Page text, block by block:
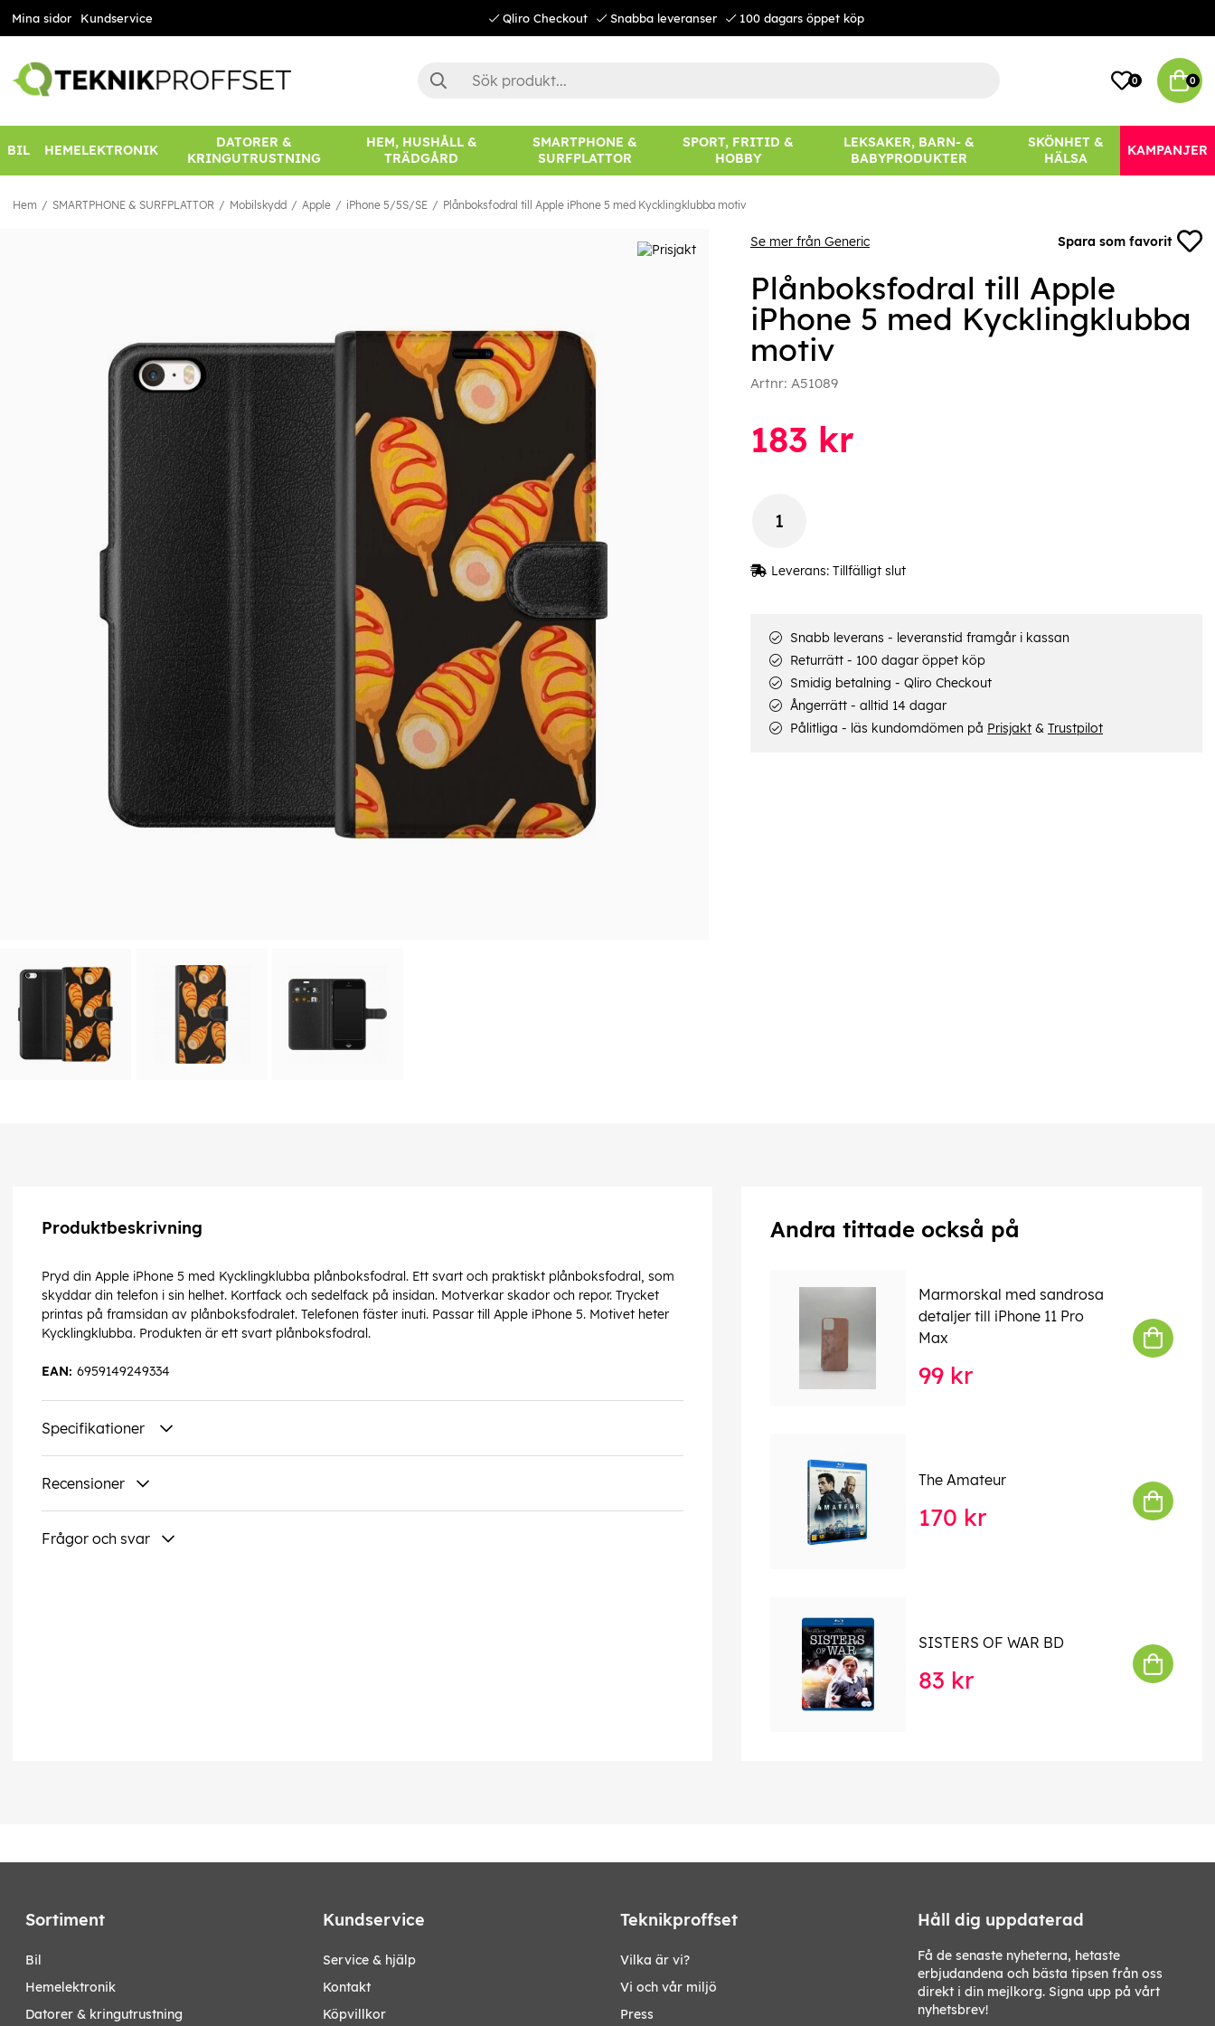
Mina sidor Kundservice Qliro Checkout Snabba leveranser 100 dagars öppet köp
0 0
BIL HEMELEKTRONIK
DATORER &
KRINGUTRUSTNING
HEM, HUSHÅLL &
TRÄDGÅRD
SMARTPHONE &
SURFPLATTOR
SPORT, FRITID &
HOBBY
LEKSAKER, BARN- &
BABYPRODUKTER
SKÖNHET &
HÄLSA
KAMPANJER
Hem SMARTPHONE & SURFPLATTOR Mobilskydd Apple iPhone 5/5S/SE Plånboksfodral till Apple iPhone 5 med Kycklingklubba motiv
Se mer från Generic Spara som favorit
Plånboksfodral till Apple
iPhone 5 med Kycklingklubba
motiv
Artnr: A51089
183 kr
Leverans: Tillfälligt slut
Snabb leverans - leveranstid framgår i kassan
Returrätt - 100 dagar öppet köp
Smidig betalning - Qliro Checkout
Ångerrätt - alltid 14 dagar
Pålitliga - läs kundomdömen på Prisjakt& Trustpilot
Produktbeskrivning
Pryd din Apple iPhone 5 med Kycklingklubba plånboksfodral. Ett svart och praktiskt plånboksfodral, som
skyddar din telefon i sin helhet. Kortfack och sedelfack på insidan. Motverkar skador och repor. Trycket
printas på framsidan av plånboksfodralet. Telefonen fäster inuti. Passar till Apple iPhone 5. Motivet heter
Kycklingklubba. Produkten är ett svart plånboksfodral.
6959149249334
EAN:
Specifikationer
Recensioner
Frågor och svar
Andra tittade också på
Marmorskal med sandrosa
detaljer till iPhone 11 Pro
Max
99 kr
The Amateur
170 kr
SISTERS OF WAR BD
83 kr
Sortiment
bil
hemelektronik
datorer & kringutrustning
Kundservice
Service & hjälp
Kontakt
Köpvillkor
Teknikproffset
Vilka är vi?
Vi och vår miljö
Press
Håll dig uppdaterad
Få de senaste nyheterna, hetaste
erbjudandena och bästa tipsen från oss
direkt i din mejlkorg. Signa upp på vårt
nyhetsbrev!